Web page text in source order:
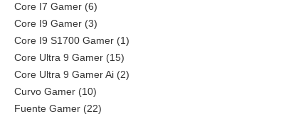
Core I7 Gamer (6)
Core I9 Gamer (3)
Core I9 S1700 Gamer (1)
Core Ultra 9 Gamer (15)
Core Ultra 9 Gamer Ai (2)
Curvo Gamer (10)
Fuente Gamer (22)